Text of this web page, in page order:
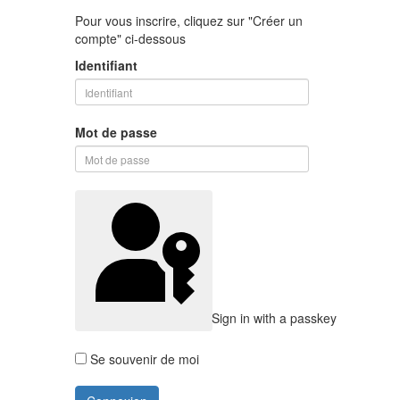
Pour vous inscrire, cliquez sur "Créer un
compte" ci-dessous
Identifiant
Mot de passe
Sign in with a passkey
Se souvenir de moi